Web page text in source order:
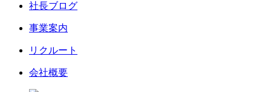
社長ブログ
事業案内
リクルート
会社概要